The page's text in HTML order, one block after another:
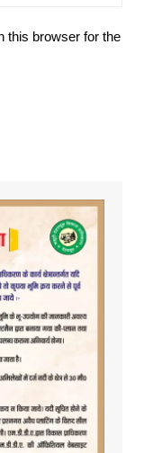
this browser for the